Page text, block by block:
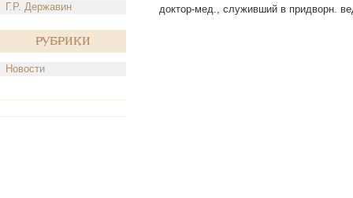
Г.Р. Державин
Рубрики
Новости
доктор-мед., служивший в придворн.